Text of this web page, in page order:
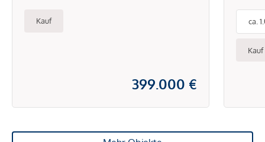
Garten & Dachterrasse
Kauf
399.000 €
in
ca.
Kauf